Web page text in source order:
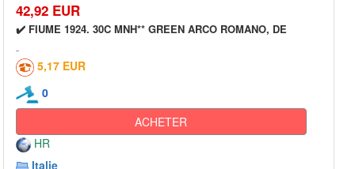
42,92 EUR
✔️ FIUME 1924. 30C MNH** GREEN ARCO ROMANO, DE
5,17 EUR
0
ACHETER
HR
Italie